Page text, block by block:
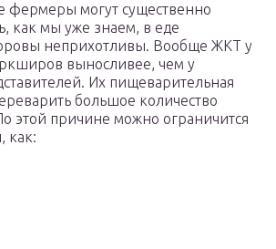
фермеры могут существенно
как мы уже знаем, в еде
неприхотливы. Вообще ЖКТ у
выносливее, чем у
Их пищеварительная
большое количество
этой причине можно ограничится
как: